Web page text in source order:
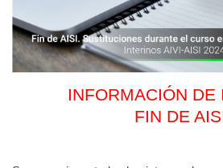
INFORMACIÓN DE
FIN DE